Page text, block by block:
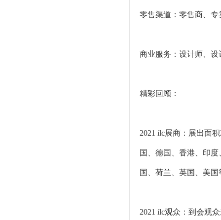
零售渠道：零售商、
商业服务：设计师、
精彩回顾：
2021 ilc展商：展出面
国、德国、香港、印
国、荷兰、英国、美
2021 ilc观众：到会观